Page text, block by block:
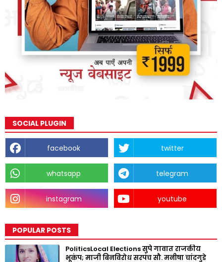
SOCIAL PLUGIN
facebook twitter
whatsapp telegram
instagram youtube
POPULAR POSTS
PoliticsLocal Elections सुपे गावात राजकीय
भूकंप; माजी बिनविरोध सरपंच सौ. मनीषा चांदगुडे